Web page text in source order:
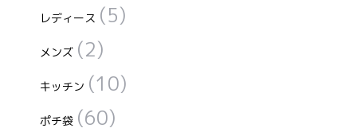
レディース (5)
メンズ (2)
キッチン (10)
ポチ袋 (60)